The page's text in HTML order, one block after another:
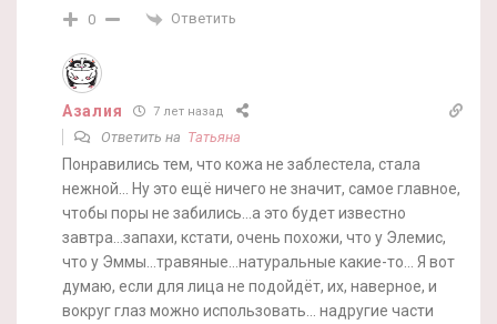
0 Ответить
Азалия 7 лет назад
Ответить на Татьяна
Понравились тем, что кожа не заблестела, стала
нежной… Ну это ещё ничего не значит, самое главное,
чтобы поры не забились…а это будет известно
завтра…запахи, кстати, очень похожи, что у Элемис,
что у Эммы…травяные…натуральные какие-то… Я вот
думаю, если для лица не подойдёт, их, наверное, и
вокруг глаз можно использовать… надругие части